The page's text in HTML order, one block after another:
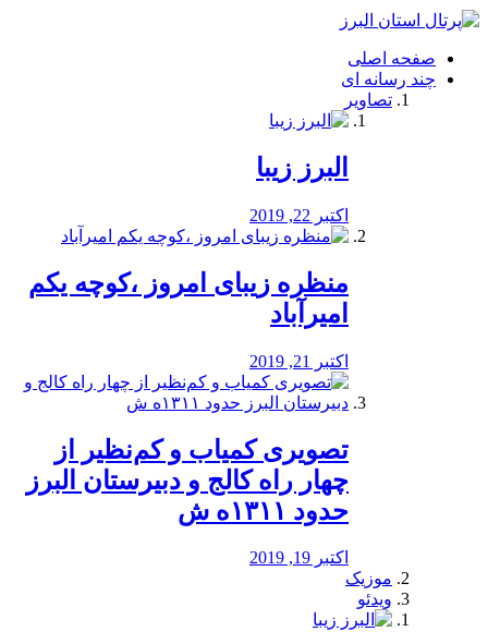
فصد
شرق
تهران
خشکشویی
صفحه اصلی
چند رسانه ای
تصاویر
البرز زیبا
اکتبر 22, 2019
منظره‌‌ زیبای امروز ،کوچه یکم
امیرآباد
اکتبر 21, 2019
️تصویری کمیاب و کم‌نظیر از
چهار راه كالج و دبيرستان البرز
حدود ۱۳۱۱ه ش
اکتبر 19, 2019
موزیک
ویدئو